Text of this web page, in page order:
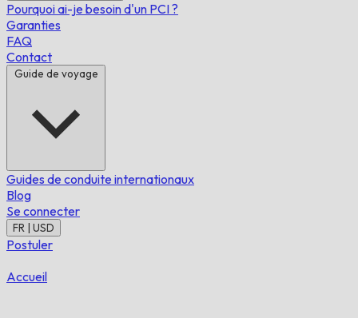
Pourquoi ai-je besoin d'un PCI ?
Garanties
FAQ
Contact
Guide de voyage
Guides de conduite internationaux
Blog
Se connecter
FR | USD
Postuler
Accueil